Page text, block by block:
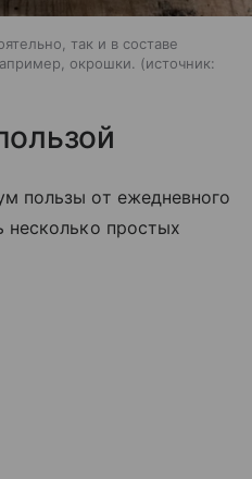
так и в составе
окрошки.
источник:
пользы от ежедневного
несколько простых